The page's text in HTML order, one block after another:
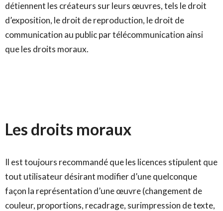
détiennent les créateurs sur leurs œuvres, tels le droit
d’exposition, le droit de reproduction, le droit de
communication au public par télécommunication ainsi
que les droits moraux.
Les droits moraux
Il est toujours recommandé que les licences stipulent que
tout utilisateur désirant modifier d’une quelconque
façon la représentation d’une œuvre (changement de
couleur, proportions, recadrage, surimpression de texte,